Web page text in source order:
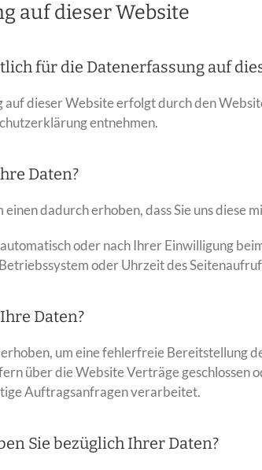
auf dieser Website
für die Datenerfassung auf
dieser Website erfolgt durch den
entnehmen.
Daten?
dadurch erhoben, dass Sie uns diese
oder nach Ihrer Einwilligung
oder Uhrzeit des
Daten?
um eine fehlerfreie Bereitstellung
über die Website Verträge
Auftragsanfragen verarbeitet.
Sie bezüglich Ihrer Daten?